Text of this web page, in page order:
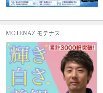
MOTENAZ モテナス